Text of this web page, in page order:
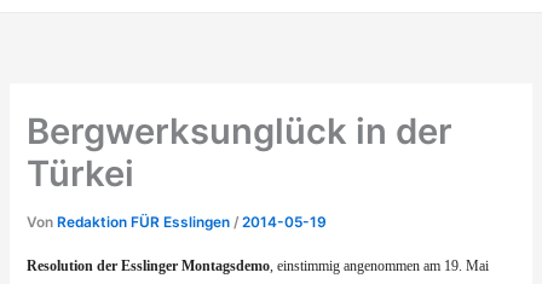
Bergwerksunglück in der
Türkei
Von Redaktion FÜR Esslingen/2014-05-19
Resolution der Esslinger Montagsdemo, einstimmig angenommen am 19. Mai